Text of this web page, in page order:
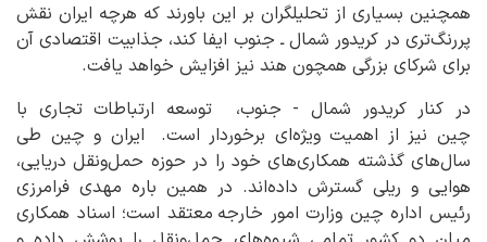
همچنین بسیاری از تحلیلگران بر این باورند که هرچه ایران نقش
پررنگ‌تری در کریدور شمال ـ جنوب ایفا کند، جذابیت اقتصادی آن
برای شرکای بزرگی همچون هند نیز افزایش خواهد یافت.
در کنار کریدور شمال - جنوب، توسعه ارتباطات تجاری با
چین نیز از اهمیت ویژه‌ای برخوردار است.
ایران و چین طی
سال‌های گذشته همکاری‌های خود را در حوزه حمل‌ونقل دریایی،
هوایی و ریلی گسترش داده‌اند. در همین باره مهدی فرامرزی
رئیس اداره چین وزارت امور خارجه معتقد است؛ اسناد همکاری